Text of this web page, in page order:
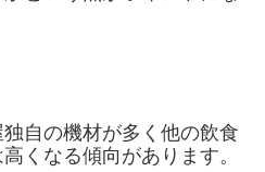
自の機材が多く他の飲食
くなる傾向があります。